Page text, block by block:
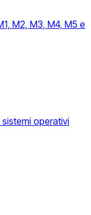
M2, M3, M4, M5 e
operativi